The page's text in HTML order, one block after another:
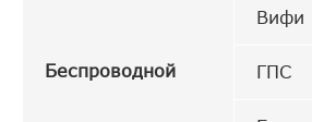
Беспроводной
Вифи
ГПС